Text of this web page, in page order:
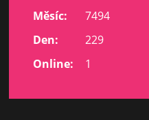
Online: 1
Měsíc:
7494
Den:
229